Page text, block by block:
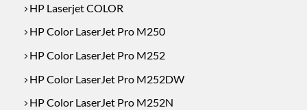
HP Laserjet COLOR
HP Color LaserJet Pro M250
HP Color LaserJet Pro M252
HP Color LaserJet Pro M252DW
HP Color LaserJet Pro M252N